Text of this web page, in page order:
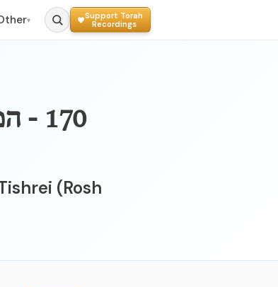
▾
Support Torah
Recordings
(Rosh